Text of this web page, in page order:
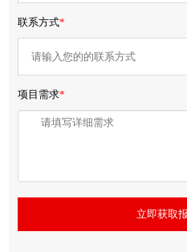
联系方式*
项目需求*
立即获取